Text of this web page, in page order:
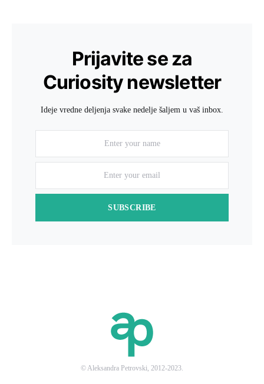
Prijavite se za
Curiosity newsletter
Ideje vredne deljenja svake nedelje šaljem u vaš inbox.
SUBSCRIBE
© Aleksandra Petrovski, 2012-2023.